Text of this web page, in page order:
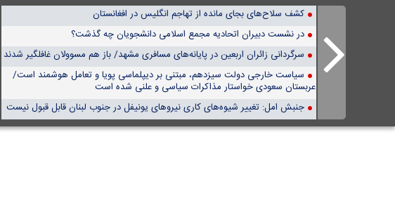
کشف سلاح‌های بجای مانده از تهاجم انگلیس در افغانستان
در نشست دبیران اتحادیه مجمع اسلامی دانشجویان چه گذشت؟
سرگردانی زائران اربعین در پایانه‌های مسافری مشهد/ باز هم مسوولان غافلگیر شدند
سیاست خارجی دولت سیزدهم، مبتنی بر دیپلماسی پویا و تعامل هوشمند است/
عربستان سعودی خواستار مذاکرات سیاسی و علنی شده است
جنبش امل: تغییر شیوه‌های کاری نیروهای یونیفل در جنوب لبنان قابل قبول نیست